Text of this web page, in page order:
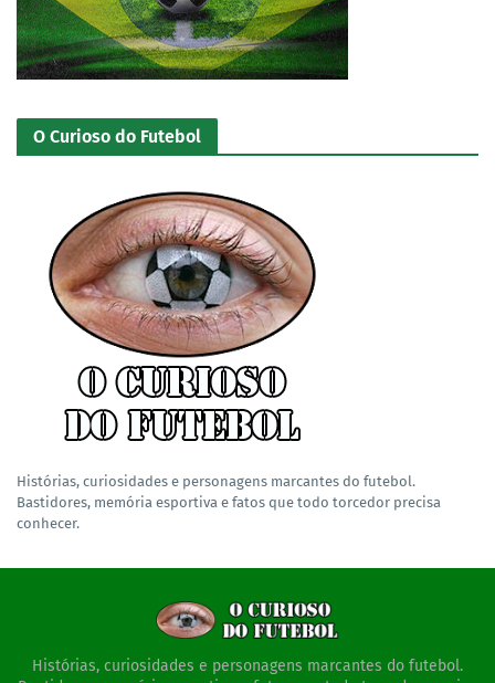
O Curioso do Futebol
Histórias, curiosidades e personagens marcantes do futebol.
Bastidores, memória esportiva e fatos que todo torcedor precisa
conhecer.
Histórias, curiosidades e personagens marcantes do futebol.